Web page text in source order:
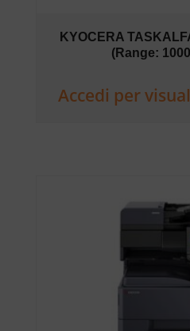
KYOCERA
(Range:
Accedi per